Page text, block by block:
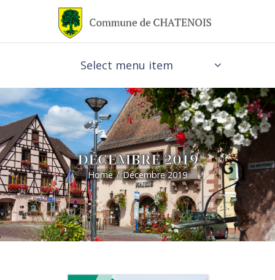
Select menu item
DÉCEMBRE 2019
Home Décembre 2019